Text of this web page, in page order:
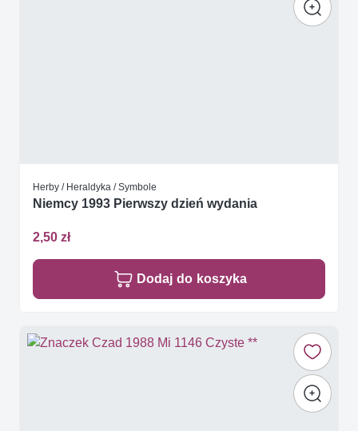
Herby / Heraldyka / Symbole
Niemcy 1993 Pierwszy dzień wydania
2,50 zł
Dodaj do koszyka